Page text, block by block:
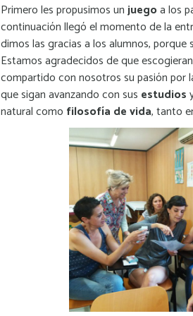
Primero les propusimos unjuegoa los
continuación llegó el momento de la
dimos las gracias a los alumnos, porque
Estamos agradecidos de que
compartido con nosotros su pasión por
que sigan avanzando con sus estudios
natural como filosofía de vida, tanto